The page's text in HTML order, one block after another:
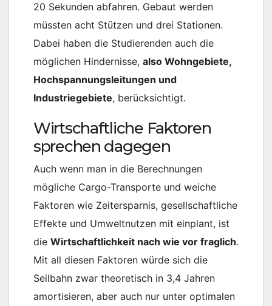
20 Sekunden abfahren. Gebaut werden
müssten acht Stützen und drei Stationen.
Dabei haben die Studierenden auch die
möglichen Hindernisse, also Wohngebiete,
Hochspannungsleitungen und
Industriegebiete, berücksichtigt.
Wirtschaftliche Faktoren
sprechen dagegen
Auch wenn man in die Berechnungen
mögliche Cargo-Transporte und weiche
Faktoren wie Zeitersparnis, gesellschaftliche
Effekte und Umweltnutzen mit einplant, ist
die Wirtschaftlichkeit nach wie vor fraglich.
Mit all diesen Faktoren würde sich die
Seilbahn zwar theoretisch in 3,4 Jahren
amortisieren, aber auch nur unter optimalen